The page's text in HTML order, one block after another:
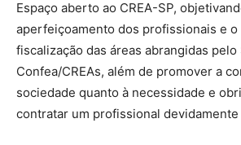
Espaço aberto ao CREA-SP,
aperfeiçoamento dos profissionais e
fiscalização das áreas abrangidas pelo
Confea/CREAs, além de promover a
sociedade quanto à necessidade e
contratar um profissional